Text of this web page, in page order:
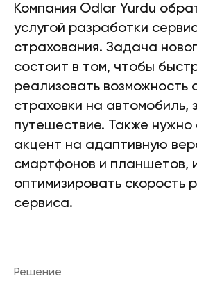
Компания Odlar Yurdu
услугой разработки
страхования. Задача
состоит в том, чтобы
реализовать возможность
страховки на автомобиль,
путешествие. Также нужно
акцент на адаптивную
смартфонов и планшетов,
оптимизировать скорость
сервиса.
Решение